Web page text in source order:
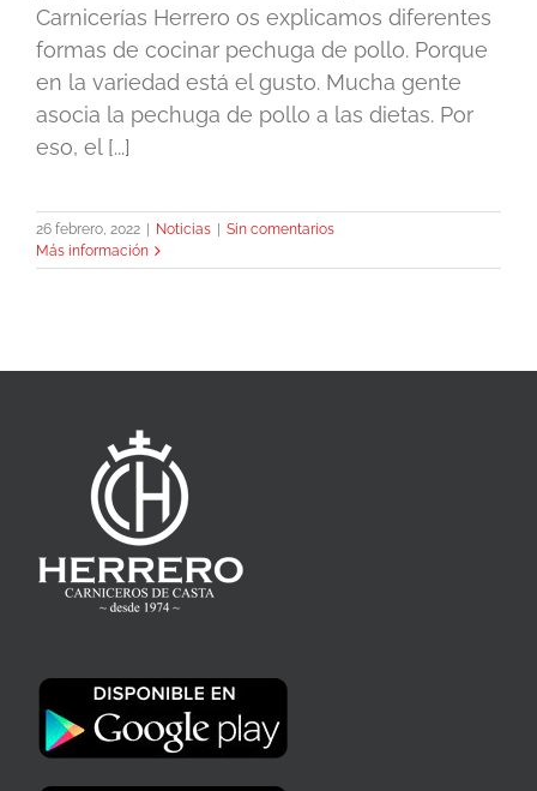
Carnicerías Herrero os explicamos diferentes
formas de cocinar pechuga de pollo. Porque
en la variedad está el gusto. Mucha gente
asocia la pechuga de pollo a las dietas. Por
eso, el [...]
26 febrero, 2022 Noticias
Sin comentarios
Más información